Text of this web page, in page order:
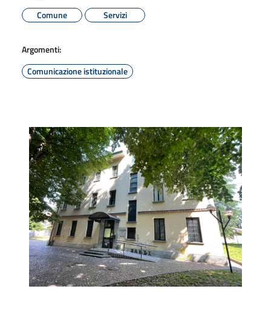
Comune
Servizi
Argomenti:
Comunicazione istituzionale